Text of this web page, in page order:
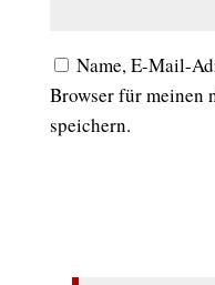
Name, E-Mail-
Browser für meinen
speichern.